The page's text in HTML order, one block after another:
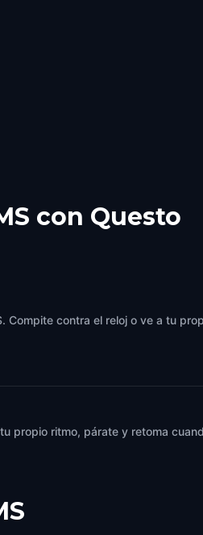
con Questo
contra el reloj o ve a tu
propio ritmo, párate y retoma